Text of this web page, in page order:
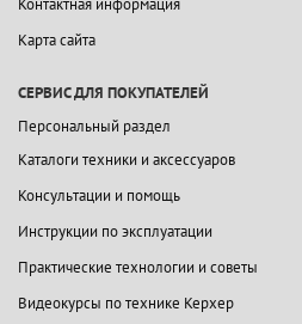
Контактная информация
Карта сайта
СЕРВИС ДЛЯ ПОКУПАТЕЛЕЙ
Персональный раздел
Каталоги техники и аксессуаров
Консультации и помощь
Инструкции по эксплуатации
Практические технологии и советы
Видеокурсы по технике Керхер